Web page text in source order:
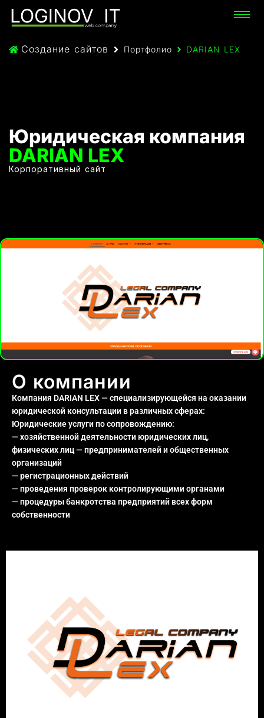
Создание сайтов Портфолио DARIAN LEX
Юридическая компания
DARIAN LEX
Корпоративный сайт
О компании
Компания DARIAN LEX — специализирующейся на оказании
юридической консультации в различных сферах:
Юридические услуги по сопровождению:
— хозяйственной деятельности юридических лиц,
физических лиц — предпринимателей и общественных
организаций
— регистрационных действий
— проведения проверок контролирующими органами
— процедуры банкротства предприятий всех форм
собственности